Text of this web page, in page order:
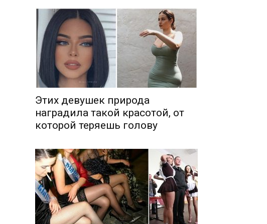
Этих девушек природа
наградила такой красотой, от
которой теряешь голову